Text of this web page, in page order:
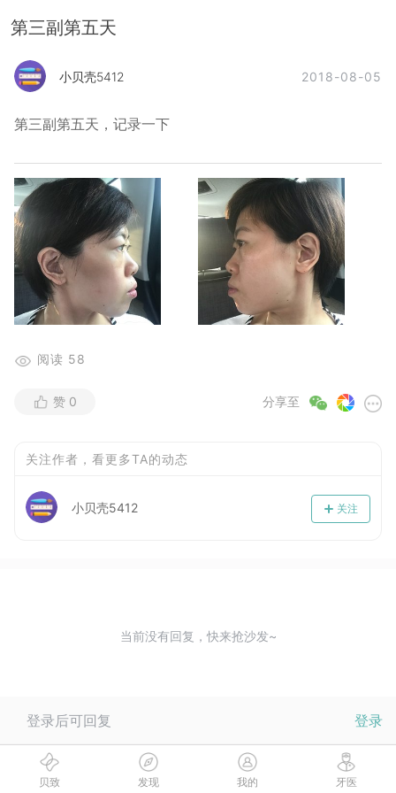
第三副第五天
小贝壳5412 2018-08-05
第三副第五天，记录一下
阅读 58
分享至
赞 0
关注作者，看更多TA的动态
关注
小贝壳5412
当前没有回复，快来抢沙发~
登录后可回复 登录
贝致 发现 我的 牙医